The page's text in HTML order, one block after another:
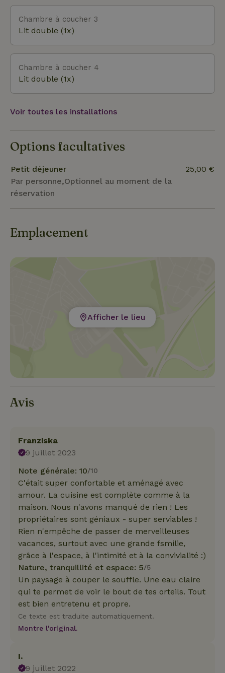
Chambre à coucher 3
Lit double (1x)
Chambre à coucher 4
Lit double (1x)
Voir toutes les installations
Options facultatives
Petit déjeuner
Par personne,Optionnel au moment de la
réservation
25,00 €
Emplacement
Afficher le lieu
Avis
Franziska
9 juillet 2023
Note générale: 10/10
C'était super confortable et aménagé avec
amour. La cuisine est complète comme à la
maison. Nous n'avons manqué de rien ! Les
propriétaires sont géniaux - super serviables !
Rien n'empêche de passer de merveilleuses
vacances, surtout avec une grande fsmilie,
grâce à l'espace, à l'intimité et à la convivialité :)
Nature, tranquillité et espace: 5/5
Un paysage à couper le souffle. Une eau claire
qui te permet de voir le bout de tes orteils. Tout
est bien entretenu et propre.
Ce texte est traduite automatiquement.
Montre l'original.
I.
9 juillet 2022